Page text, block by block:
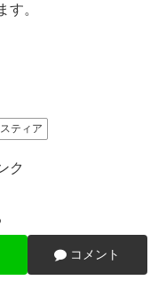
す。
ティア
ク
コメント